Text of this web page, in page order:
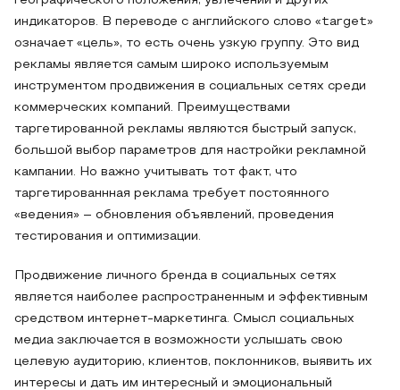
индикаторов. В переводе с английского слово «target»
означает «цель», то есть очень узкую группу. Это вид
рекламы является самым широко используемым
инструментом продвижения в социальных сетях среди
коммерческих компаний. Преимуществами
таргетированной рекламы являются быстрый запуск,
большой выбор параметров для настройки рекламной
кампании. Но важно учитывать тот факт, что
таргетированнная реклама требует постоянного
«ведения» – обновления объявлений, проведения
тестирования и оптимизации.
Продвижение личного бренда в социальных сетях
является наиболее распространенным и эффективным
средством интернет-маркетинга. Смысл социальных
медиа заключается в возможности услышать свою
целевую аудиторию, клиентов, поклонников, выявить их
интересы и дать им интересный и эмоциональный